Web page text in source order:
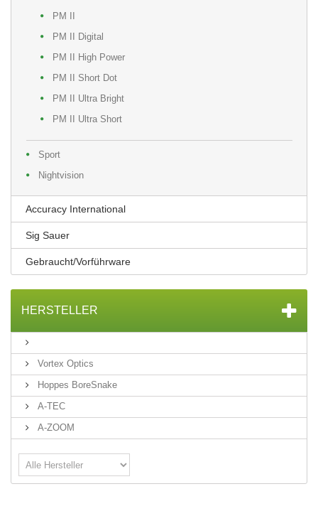
PM II
PM II Digital
PM II High Power
PM II Short Dot
PM II Ultra Bright
PM II Ultra Short
Sport
Nightvision
Accuracy International
Sig Sauer
Gebraucht/Vorführware
HERSTELLER
Vortex Optics
Hoppes BoreSnake
A-TEC
A-ZOOM